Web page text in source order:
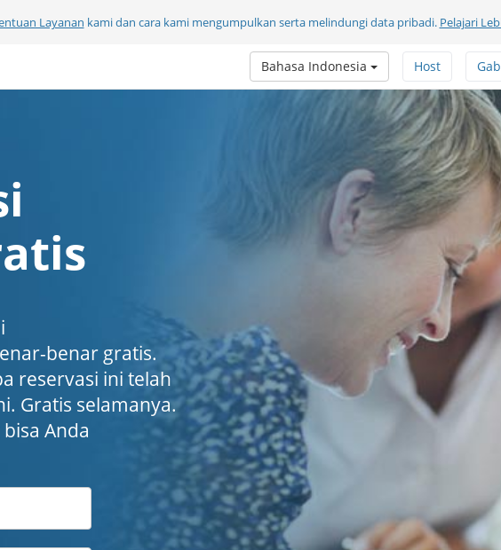
Layanan kami dan cara kami mengumpulkan serta melindungi data pribadi. Pelajari
Host
Bahasa Indonesia
benar gratis.
reservasi ini telah
Gratis selamanya.
Anda